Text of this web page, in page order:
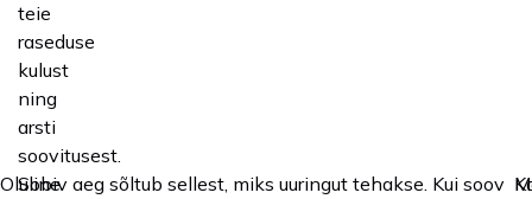
teie
raseduse
kulust
ning
arsti
soovitusest.
Oluline
Sobiv aeg sõltub sellest, miks uuringut tehakse. Kui soov